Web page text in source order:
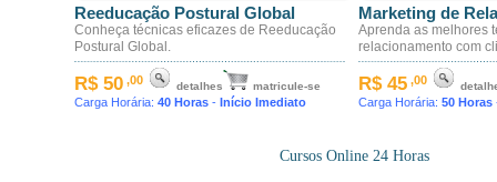
Cursos Online 24 Horas